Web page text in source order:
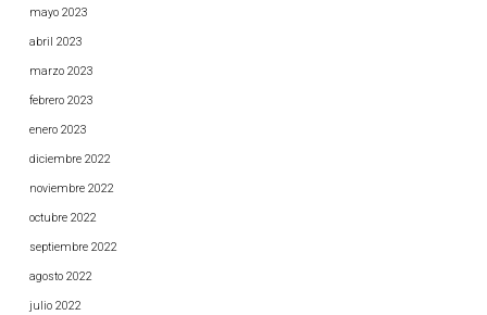
mayo 2023
abril 2023
marzo 2023
febrero 2023
enero 2023
diciembre 2022
noviembre 2022
octubre 2022
septiembre 2022
agosto 2022
julio 2022